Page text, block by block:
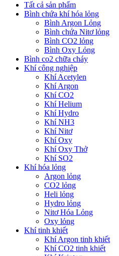
Tất cả sản phẩm
Bình chứa khí hóa lỏng
Bình Argon Lỏng
Bình chứa Nitơ lỏng
Bình CO2 lỏng
Bình Oxy Lỏng
Bình co2 chữa cháy
Khí công nghiệp
Khí Acetylen
Khí Argon
Khí CO2
Khí Helium
Khí Hydro
Khí NH3
Khí Nitơ
Khí Oxy
Khí Oxy Thở
Khí SO2
Khí hóa lỏng
Argon lỏng
CO2 lỏng
Heli lỏng
Hydro lỏng
Nitơ Hóa Lỏng
Oxy lỏng
Khí tinh khiết
Khí Argon tinh khiết
Khí CO2 tinh khiết